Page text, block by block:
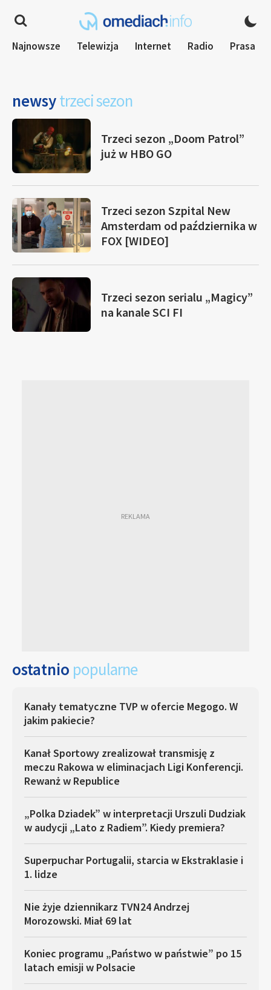
Najnowsze Telewizja Internet Radio Prasa
newsytrzeci sezon
Trzeci sezon „Doom Patrol”
już w HBO GO
Trzeci sezon Szpital New
Amsterdam od października w
FOX [WIDEO]
Trzeci sezon serialu „Magicy”
na kanale SCI FI
ostatnio popularne
Kanały tematyczne TVP w ofercie Megogo. W
jakim pakiecie?
Kanał Sportowy zrealizował transmisję z
meczu Rakowa w eliminacjach Ligi Konferencji.
Rewanż w Republice
„Polka Dziadek” w interpretacji Urszuli Dudziak
w audycji „Lato z Radiem”. Kiedy premiera?
Superpuchar Portugalii, starcia w Ekstraklasie i
1. lidze
Nie żyje dziennikarz TVN24 Andrzej
Morozowski. Miał 69 lat
Koniec programu „Państwo w państwie” po 15
latach emisji w Polsacie